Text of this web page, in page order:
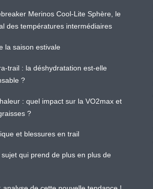
Merinos Cool-Lite Sphère, le
des températures intermédiaires
la saison estivale
trail : la déshydratation est-elle
?
: quel impact sur la VO2max et
?
et blessures en trail
qui prend de plus en plus de